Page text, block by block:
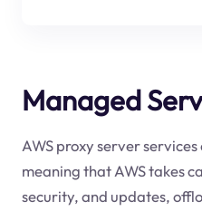
Managed
AWS proxy server
meaning that AWS takes
security, and updates,